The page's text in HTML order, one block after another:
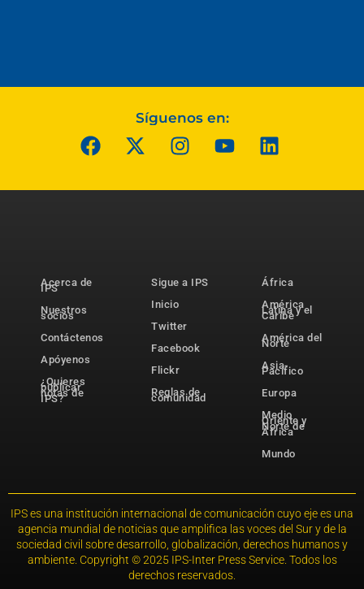
Síguenos en:
Acerca de
IPS
Nuestros
socios
Contáctenos
Apóyenos
¿Quieres
publicar
notas de
IPS?
Sigue a IPS
Inicio
Twitter
Facebook
Flickr
Reglas de
comunidad
África
América
Latina y el
Caribe
América del
Norte
Asia-
Pacífico
Europa
Medio
Oriente y
Norte de
África
Mundo
IPS es una institución internacional de comunicación cuyo eje es una
agencia mundial de noticias que amplifica las voces del Sur y de la
sociedad civil sobre desarrollo, globalización, derechos humanos y
ambiente. Copyright © 2025 IPS-Inter Press Service. Todos los
derechos reservados.